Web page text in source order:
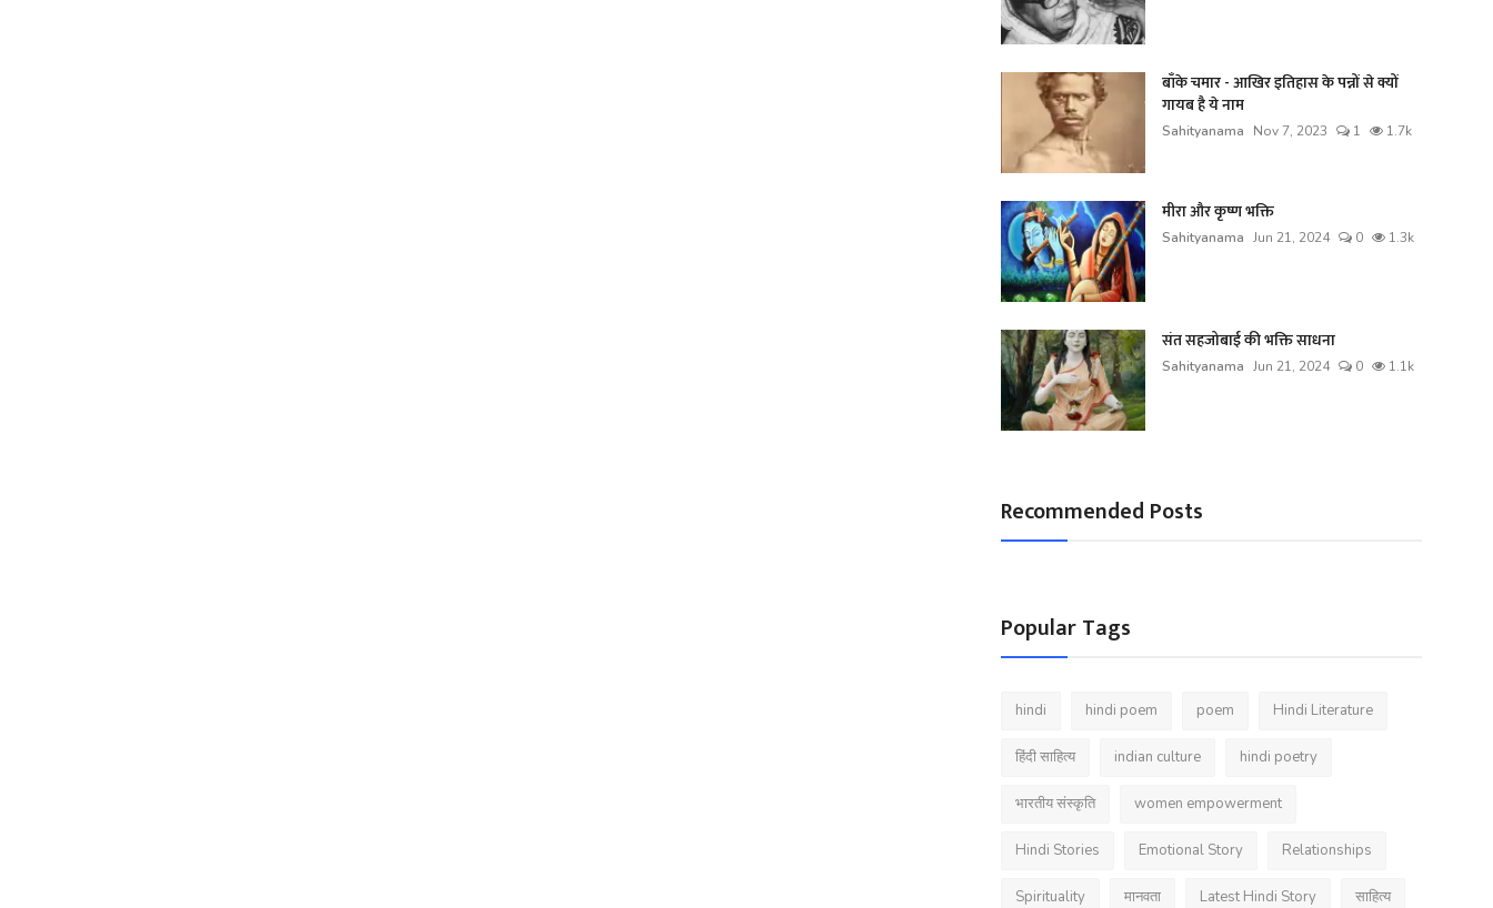
बाँके चमार - आखिर इतिहास के पन्नों से क्यों
गायब है ये नाम
Sahityanama Nov 7, 2023 1 1.7k
मीरा और कृष्ण भक्ति
Sahityanama Jun 21, 2024 0 1.3k
संत सहजोबाई की भक्ति साधना
Sahityanama Jun 21, 2024 0 1.1k
Recommended Posts
Popular Tags
hindi hindi poem poem Hindi Literature
हिंदी साहित्य indian culture hindi poetry
भारतीय संस्कृति women empowerment
Hindi Stories Emotional Story Relationships
Spirituality मानवता Latest Hindi Story साहित्य